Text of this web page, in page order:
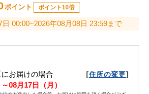
ポイント ポイント10倍
日 00:00~2026年08月08日 23:59まで
にお届けの場合 [住所の変更]
08月17日（月）